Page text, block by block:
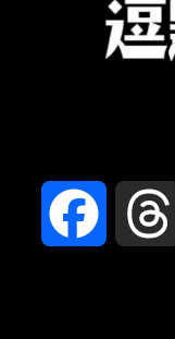
Facebook